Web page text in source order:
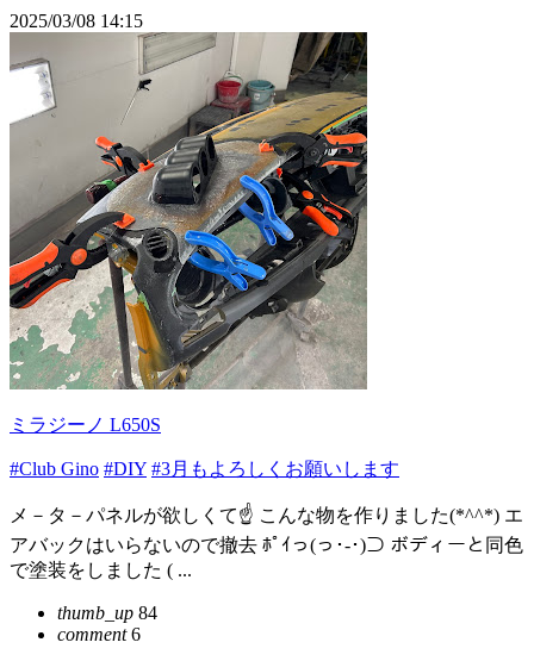
2025/03/08 14:15
ミラジーノ L650S
#Club Gino #DIY #3月もよろしくお願いします
メ－タ－パネルが欲しくて☝️ こんな物を作りました(*^^*) エ
アバックはいらないので撤去 ﾎﾟｲっ(っ･-･)⊃ ボディーと同色
で塗装をしました ( ...
thumb_up 84
comment6